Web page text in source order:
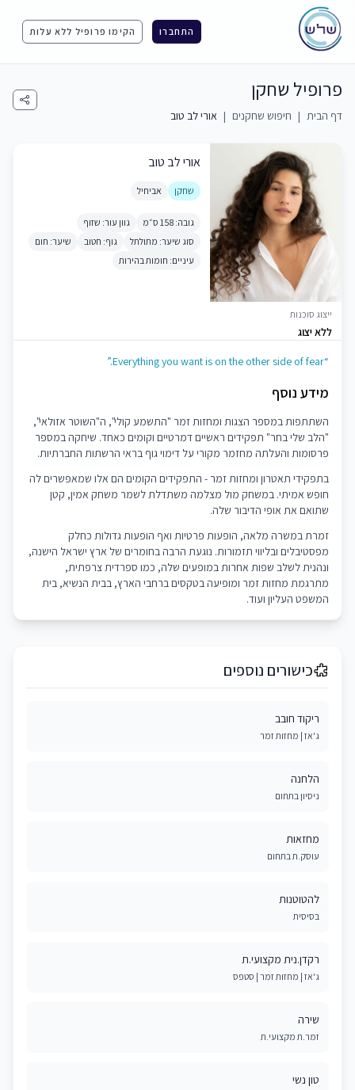
התחברו הקימו פרופיל ללא עלות
פרופיל שחקן
דף הבית | חיפוש שחקנים | אורי לב טוב
ייצוג סוכנות
ללא יצוג
אורי לב טוב
שחקן אביחיל
גובה: 158 ס״מ
גוון עור: שזוף
סוג שיער: מתולתל
גוף: חטוב
שיער: חום
עיניים: חומות בהירות
“Everything you want is on the other side of fear.”
מידע נוסף
השתתפות במספר הצגות ומחזות זמר "התשמע קולי", ה"השוטר אזולאי",
"הלב שלי בחר" תפקידים ראשיים דמרטיים וקומים כאחד. שיחקה במספר
פרסומות והעלתה מחזמר מקורי על דימוי גוף בראי הרשתות החברתיות.
בתפקידי תאטרון ומחזות זמר - התפקידים הקומים הם אלו שמאפשרים לה
חופש אמיתי. במשחק מול מצלמה משתדלת לשמר משחק אמין, קטן
שתואם את אופי הדיבור שלה.
זמרת במשרה מלאה, הופעות פרטיות ואף הופעות גדולות כחלק
מפסטיבלים ובליווי תזמורות. נוגעת הרבה בחומרים של ארץ ישראל הישנה,
ונהנית לשלב שפות אחרות במופעים שלה, כמו ספרדית צרפתית,
מתרגמת מחזות זמר ומופיעה בטקסים ברחבי הארץ, בבית הנשיא, בית
המשפט העליון ועוד.
כישורים נוספים
ריקוד חובב
ג'אז | מחזות זמר
הלחנה
ניסיון בתחום
מחזאות
עוסק.ת בתחום
להטוטנות
בסיסית
רקדן.נית מקצועי.ת
ג'אז | מחזות זמר | סטפס ​
שירה
זמר.ת מקצועי.ת
טון נשי